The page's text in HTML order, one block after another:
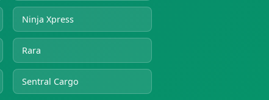
Ninja Xpress
Rara
Sentral Cargo